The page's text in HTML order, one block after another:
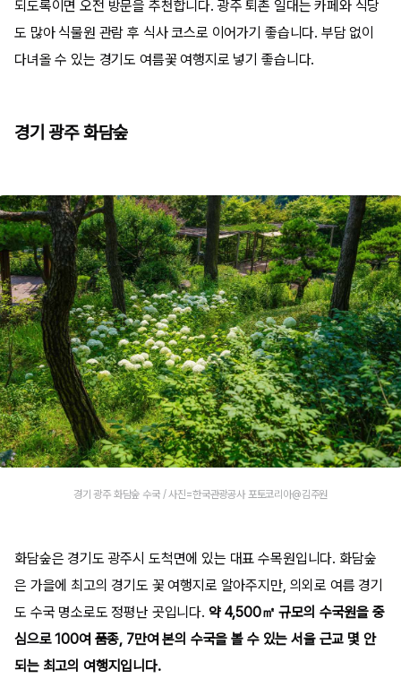
되도록이면 오전 방문을 추천합니다. 광주 퇴촌 일대는 카페와 식당
도 많아 식물원 관람 후 식사 코스로 이어가기 좋습니다. 부담 없이
다녀올 수 있는 경기도 여름꽃 여행지로 넣기 좋습니다.
경기 광주 화담숲
경기 광주 화담숲 수국 / 사진=한국관광공사 포토코리아@김주원
화담숲은 경기도 광주시 도척면에 있는 대표 수목원입니다. 화담숲
은 가을에 최고의 경기도 꽃 여행지로 알아주지만, 의외로 여름 경기
도 수국 명소로도 정평난 곳입니다. 약 4,500㎡ 규모의 수국원을 중
심으로 100여 품종, 7만여 본의 수국을 볼 수 있는 서울 근교 몇 안
되는 최고의 여행지입니다.